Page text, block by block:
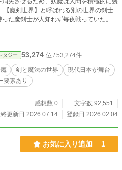
【魔剣世界】と呼ばれる別の世界の剣士
た魔剣士が人知れず毎夜戦っていた。魔
、その政府の元で厳重な管理をしてい
日本人が政府未確認の魔剣を所持して
入手経路は不明。本人の希望もあり、
と共に妖魔討伐を希望。 人知れず行わ
彼は挑む。
タジー 53,274 位 / 53,274件
剣と魔法の世界
現代日本が舞台
要素あり
感想数 0
文字数 92,551
更新日 2026.07.14
登録日 2026.02.04
お気に入り追加 1